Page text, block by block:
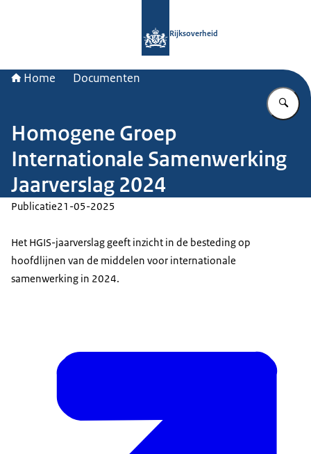
Rijksoverheid
Home Documenten
Homogene Groep
Internationale Samenwerking
Jaarverslag 2024
Publicatie21-05-2025
Het HGIS-jaarverslag geeft inzicht in de besteding op
hoofdlijnen van de middelen voor internationale
samenwerking in 2024.